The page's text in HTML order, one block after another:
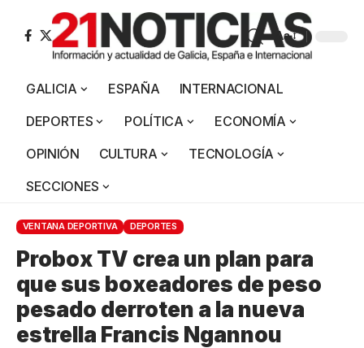
Aa
GALICIA ESPAÑA
INTERNACIONAL
DEPORTES
POLÍTICA
ECONOMÍA
OPINIÓN
CULTURA
TECNOLOGÍA
SECCIONES
VENTANA DEPORTIVA DEPORTES
Probox TV crea un plan para
que sus boxeadores de peso
pesado derroten a la nueva
estrella Francis Ngannou